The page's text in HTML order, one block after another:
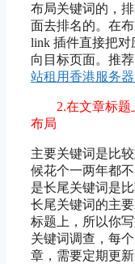
布局关键词的，
面去排名的。在
link 插件直接把
向目标页面。推荐
站租用香港服务器
2.在文章标题
布局
主要关键词是比
候花个一两年都
是长尾关键词是
长尾关键词的主
标题上，所以你
关键词调查，每
章，需要定期更